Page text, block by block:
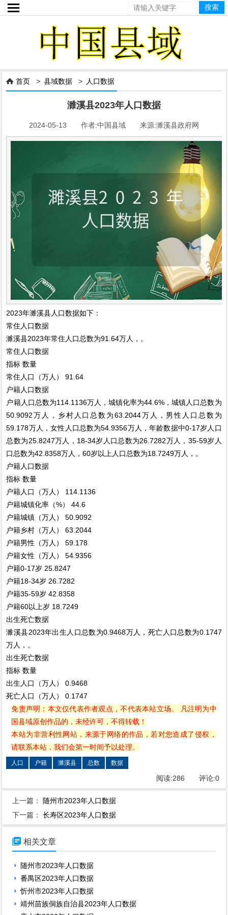

 首页 >县域数据 > 人口数据
濉溪县2023年人口数据
2024-05-13 作者:中国县域 来源:濉溪县政府网
2023年濉溪县人口数据如下：
常住人口数据
濉溪县2023年常住人口总数为91.64万人，。
常住人口数据
指标 数量
常住人口（万人）
91.64
户籍人口数据
户籍人口总数为114.1136万人，城镇化率为44.6%，城镇人口总数为
50.9092万人，乡村人口总数为63.2044万人，男性人口总数为
59.178万人，女性人口总数为54.9356万人，年龄数据中0-17岁人口
总数为25.8247万人，18-34岁人口总数为26.7282万人，35-59岁人
口总数为42.8358万人，60岁以上人口总数为18.7249万人，。
户籍人口数据
指标 数量
户籍人口（万人）
114.1136
户籍城镇化率（%）
44.6
户籍城镇（万人）
50.9092
户籍乡村（万人）
63.2044
户籍男性（万人）
59.178
户籍女性（万人）
54.9356
户籍0-17岁 25.8247
户籍18-34岁 26.7282
户籍35-59岁 42.8358
户籍60以上岁 18.7249
出生死亡数据
濉溪县2023年出生人口总数为0.9468万人，死亡人口总数为0.1747
万人，。
出生死亡数据
指标 数量
出生人口（万人）
0.9468
死亡人口（万人）
0.1747
免责声明：本文仅代表作者观点，不代表本站立场。 凡注明为中
国县域原创作品的，未经许可，不得转载！
本站为非营利性网站，来源于网络的作品，若对您造成了侵权，
请联系本站，我们会第一时间予以处理。
人口 户籍 濉溪县 总数 数据
阅读:286 评论:0
上一篇： 随州市2023年人口数据
下一篇：长寿区2023年人口数据
 相关文章
随州市2023年人口数据
番禺区2023年人口数据
忻州市2023年人口数据
靖州苗族侗族自治县2023年人口数据